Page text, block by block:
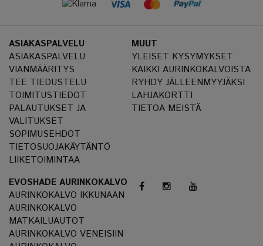
ASIAKASPALVELU
ASIAKASPALVELU
VIANMÄÄRITYS
TEE TIEDUSTELU
TOIMITUSTIEDOT
PALAUTUKSET JA
VALITUKSET
SOPIMUSEHDOT
TIETOSUOJAKÄYTÄNTÖ
LIIKETOIMINTAA
MUUT
YLEISET KYSYMYKSET
KAIKKI AURINKOKALVOISTA
RYHDY JÄLLEENMYYJÄKSI
LAHJAKORTTI
TIETOA MEISTÄ
EVOSHADE AURINKOKALVO
AURINKOKALVO IKKUNAAN
AURINKOKALVO
MATKAILUAUTOT
AURINKOKALVO VENEISIIN